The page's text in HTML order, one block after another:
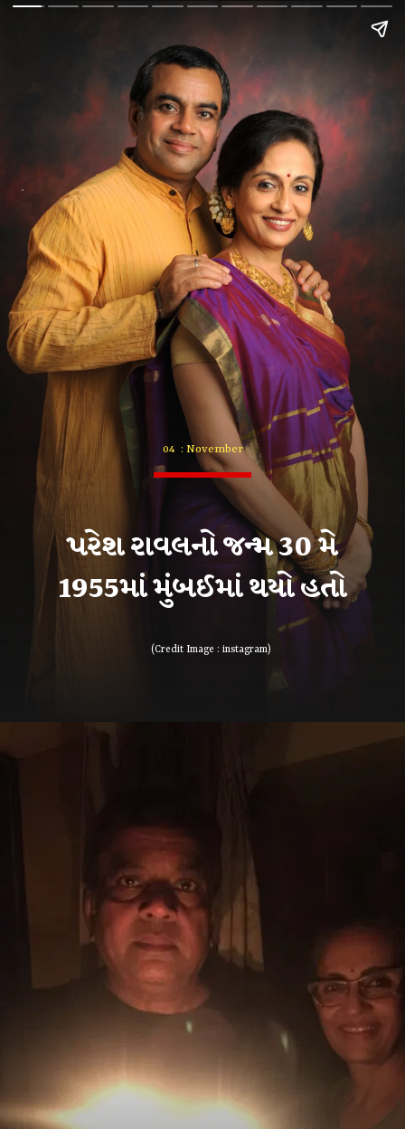
(Credit Image : instagram)
04 : November
પરેશ રાવલનો જન્મ 30 મે
1955માં મુંબઈમાં થયો હતો